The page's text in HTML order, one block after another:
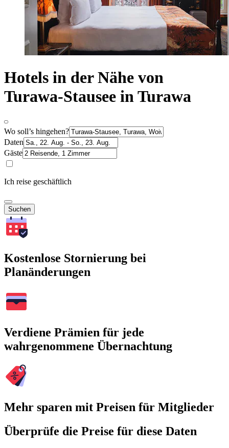
Hotels in der Nähe von
Turawa-Stausee in Turawa
Wo soll’s hingehen?
Daten
Gäste
Ich reise geschäftlich
Suchen
Kostenlose Stornierung bei
Planänderungen
Verdiene Prämien für jede
wahrgenommene Übernachtung
Mehr sparen mit Preisen für Mitglieder
Überprüfe die Preise für diese Daten